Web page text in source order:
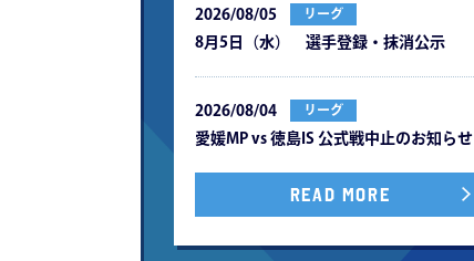
2026/08/05 リーグ
8月5日（水） 選手登録・抹消公示
2026/08/04 リーグ
愛媛MP vs 徳島IS 公式戦中⽌のお知らせ
READ MORE